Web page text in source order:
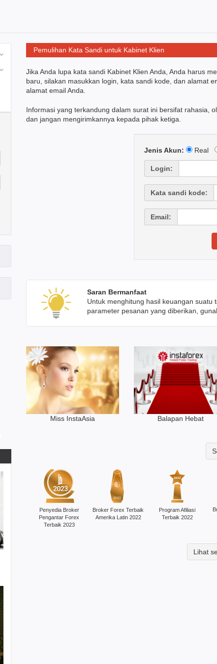
Pemulihan Kata Sandi untuk Kabinet Klien
Jika Anda lupa kata sandi Kabinet Klien Anda, Anda harus
baru, silakan masukkan login, kata sandi kode, dan alamat
alamat email Anda.
Informasi yang terkandung dalam surat ini bersifat rahasia,
dan jangan mengirimkannya kepada pihak ketiga.
Jenis Akun: Real
Login:
Kata sandi kode:
Email:
Saran Bermanfaat
Untuk menghitung hasil keuangan
parameter pesanan yang diberikan,
Miss InstaAsia Balapan Hebat
Program Afiliasi
Terbaik 2022
Broker Forex Terbaik
Amerika Latin 2022
Penyedia Broker
Pengantar Forex
Terbaik 2023
Lihat